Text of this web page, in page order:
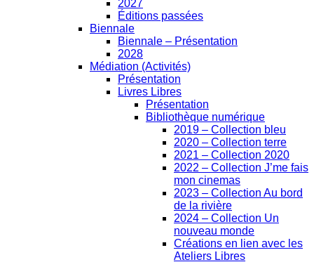
2027
Éditions passées
Biennale
Biennale – Présentation
2028
Médiation (Activités)
Présentation
Livres Libres
Présentation
Bibliothèque numérique
2019 – Collection bleu
2020 – Collection terre
2021 – Collection 2020
2022 – Collection J’me fais
mon cinemas
2023 – Collection Au bord
de la rivière
2024 – Collection Un
nouveau monde
Créations en lien avec les
Ateliers Libres